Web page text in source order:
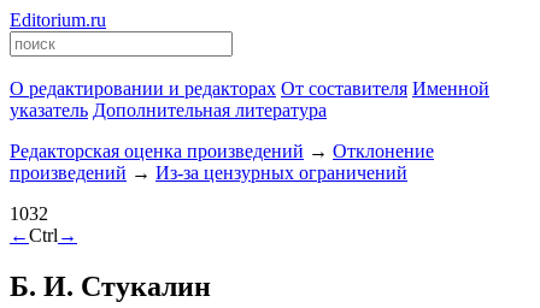
Editorium.ru
О редактировании и редакторах От составителя Именной
указатель Дополнительная литература
Редакторская оценка произведений → Отклонение
произведений → Из-за цензурных ограничений
1032
←Ctrl →
Б. И. Стукалин